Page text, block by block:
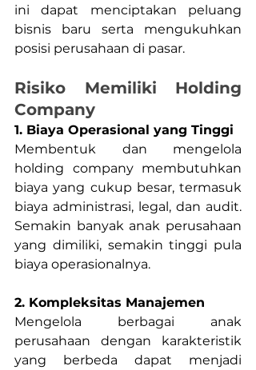
ini dapat menciptakan peluang
bisnis baru serta mengukuhkan
posisi perusahaan di pasar.
Risiko Memiliki Holding
Company
1. Biaya Operasional yang Tinggi
Membentuk dan mengelola
holding company membutuhkan
biaya yang cukup besar, termasuk
biaya administrasi, legal, dan audit.
Semakin banyak anak perusahaan
yang dimiliki, semakin tinggi pula
biaya operasionalnya.
2. Kompleksitas Manajemen
Mengelola berbagai anak
perusahaan dengan karakteristik
yang berbeda dapat menjadi